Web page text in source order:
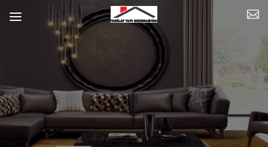
Bu Reklam Sayfası Kiralıktır.